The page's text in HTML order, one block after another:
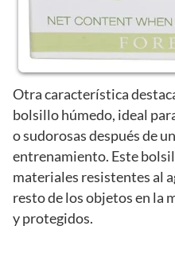
Otra característica
bolsillo húmedo, ideal
o sudorosas después de
entrenamiento. Este
materiales resistentes al
resto de los objetos en la
y protegidos.